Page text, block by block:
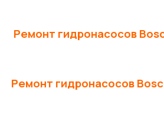
Ремонт гидронасосов
Ремонт гидронасосов